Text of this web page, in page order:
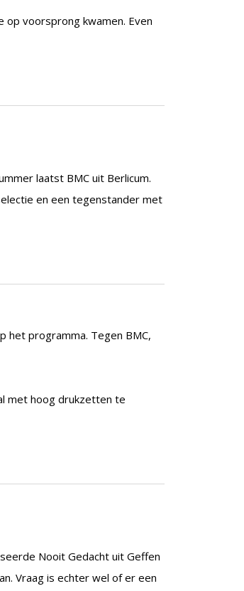
op voorsprong kwamen. Even
laatst BMC uit Berlicum.
en een tegenstander met
het programma. Tegen BMC,
met hoog drukzetten te
Nooit Gedacht uit Geffen
Vraag is echter wel of er een